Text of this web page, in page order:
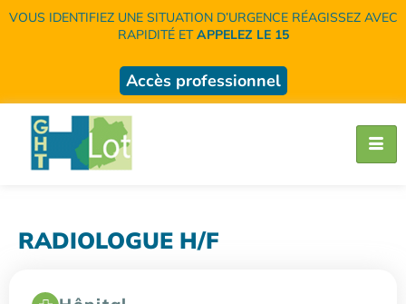
VOUS IDENTIFIEZ UNE SITUATION D’URGENCE RÉAGISSEZ AVEC
RAPIDITÉ ETAPPELEZ LE 15
Accès professionnel
RADIOLOGUE H/F